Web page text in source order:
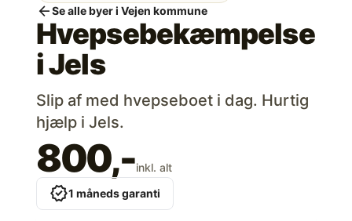
arrow_backSe alle byer i Vejen kommune
Hvepsebekæmpelse
iJels
Slip af med hvepseboet i dag. Hurtig
hjælp i Jels.
800,-inkl. alt
verified1 måneds garanti